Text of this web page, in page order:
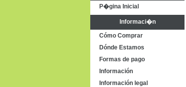
P�gina Inicial
Informaci�n
Cómo Comprar
Dónde Estamos
Formas de pago
Información
Información legal